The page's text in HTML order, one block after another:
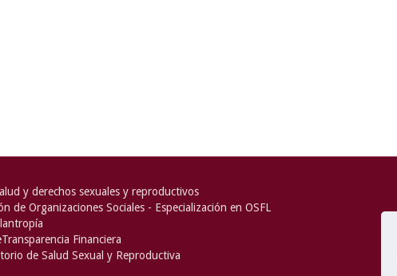
y derechos sexuales y reproductivos
de Organizaciones Sociales - Especialización en OSFL
Financiera
de Salud Sexual y Reproductiva